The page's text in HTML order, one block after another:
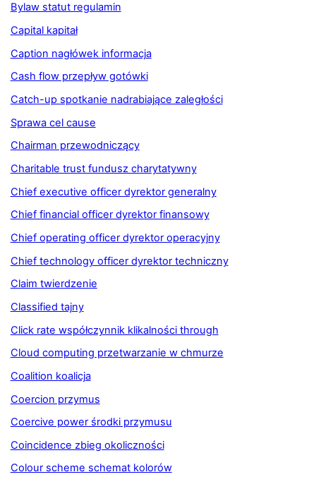
Bylaw statut regulamin
Capital kapitał
Caption nagłówek informacja
Cash flow przepływ gotówki
Catch-up spotkanie nadrabiające zaległości
Sprawa cel cause
Chairman przewodniczący
Charitable trust fundusz charytatywny
Chief executive officer dyrektor generalny
Chief financial officer dyrektor finansowy
Chief operating officer dyrektor operacyjny
Chief technology officer dyrektor techniczny
Claim twierdzenie
Classified tajny
Click rate współczynnik klikalności through
Cloud computing przetwarzanie w chmurze
Coalition koalicja
Coercion przymus
Coercive power środki przymusu
Coincidence zbieg okoliczności
Colour scheme schemat kolorów